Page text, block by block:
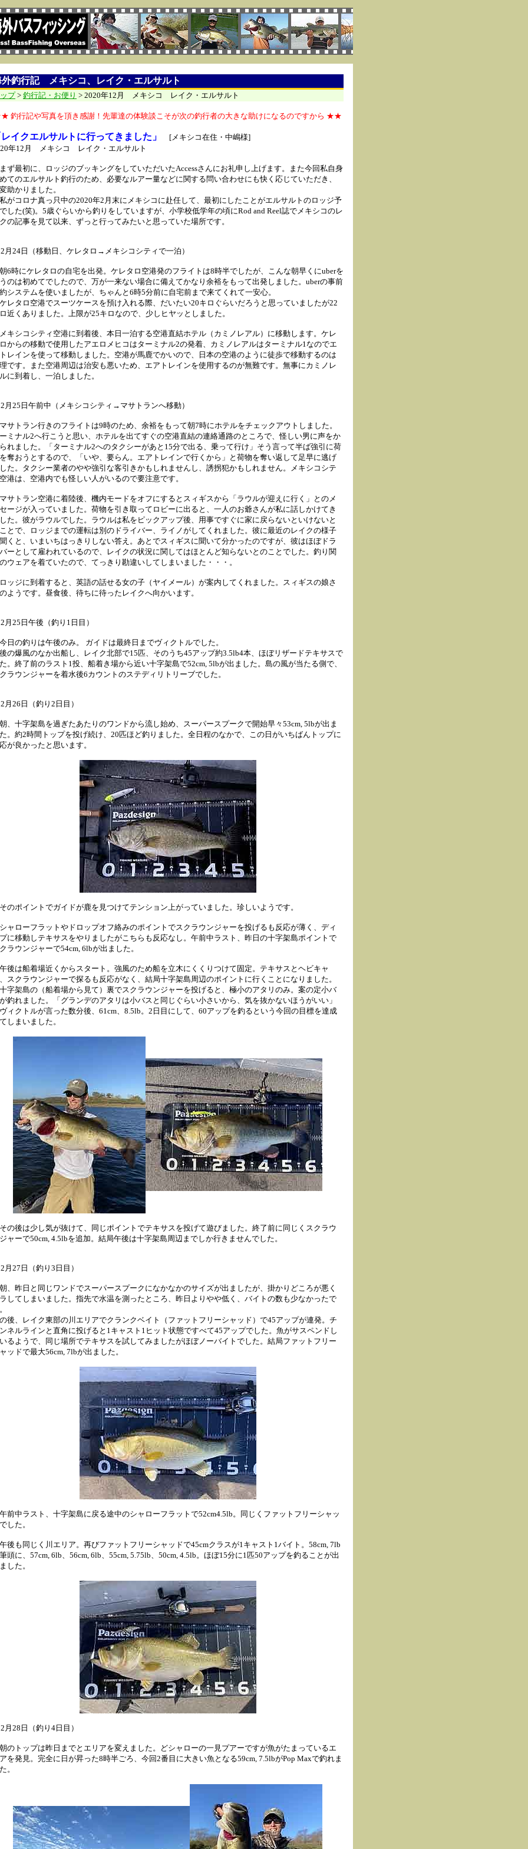
外釣行記 メキシコ、レイク・エルサルト
ップ> 釣行記・お便り > 2020年12月 メキシコ レイク・エルサルト
釣行記や写真を頂き感謝！先輩達の体験談こそが次の釣行者の大きな助けになるのですから ★★
レイクエルサルトに行ってきました」
[メキシコ在住・中嶋様]
年12月 メキシコ レイク・エルサルト
ず最初に、ロッジのブッキングをしていただいたAccessさんにお礼申し上げます。また今回私自身
てのエルサルト釣行のため、必要なルアー量などに関する問い合わせにも快く応じていただき、
助かりました。
がコロナ真っ只中の2020年2月末にメキシコに赴任して、最初にしたことがエルサルトのロッジ予
した(笑)。5歳ぐらいから釣りをしていますが、小学校低学年の頃にRod and Reel誌でメキシコのレ
の記事を見て以来、ずっと行ってみたいと思っていた場所です。
月24日（移動日、ケレタロ→メキシコシティで一泊）
6時にケレタロの自宅を出発。ケレタロ空港発のフライトは8時半でしたが、こんな朝早くにuberを
のは初めてでしたので、万が一来ない場合に備えてかなり余裕をもって出発しました。uberの事前
システムを使いましたが、ちゃんと6時5分前に自宅前まで来てくれて一安心。
レタロ空港でスーツケースを預け入れる際、だいたい20キロぐらいだろうと思っていましたが22
近くありました。上限が25キロなので、少しヒヤッとしました。
キシコシティ空港に到着後、本日一泊する空港直結ホテル（カミノレアル）に移動します。ケレ
からの移動で使用したアエロメヒコはターミナル2の発着、カミノレアルはターミナル1なのでエ
レインを使って移動しました。空港が馬鹿でかいので、日本の空港のように徒歩で移動するのは
です。また空港周辺は治安も悪いため、エアトレインを使用するのが無難です。無事にカミノレ
に到着し、一泊しました。
月25日午前中（メキシコシティ→マサトランへ移動）
サトラン行きのフライトは9時のため、余裕をもって朝7時にホテルをチェックアウトしました。
ミナル2へ行こうと思い、ホテルを出てすぐの空港直結の連絡通路のところで、怪しい男に声をか
れました。「ターミナル2へのタクシーがあと15分で出る、乗って行け」そう言って半ば強引に荷
奪おうとするので、「いや、要らん。エアトレインで行くから」と荷物を奪い返して足早に逃げ
た。タクシー業者のやや強引な客引きかもしれませんし、誘拐犯かもしれません。メキシコシテ
港は、空港内でも怪しい人がいるので要注意です。
サトラン空港に着陸後、機内モードをオフにするとスィギスから「ラウルが迎えに行く」とのメ
ージが入っていました。荷物を引き取ってロビーに出ると、一人のお爺さんが私に話しかけてき
た。彼がラウルでした。ラウルは私をピックアップ後、用事ですぐに家に戻らないといけないと
とで、ロッジまでの運転は別のドライバー、ライノがしてくれました。彼に最近のレイクの様子
くと、いまいちはっきりしない答え。あとでスィギスに聞いて分かったのですが、彼はほぼドラ
ーとして雇われているので、レイクの状況に関してはほとんど知らないとのことでした。釣り関
ウェアを着ていたので、てっきり勘違いしてしまいました・・・。
ッジに到着すると、英語の話せる女の子（ヤイメール）が案内してくれました。スィギスの娘さ
ようです。昼食後、待ちに待ったレイクへ向かいます。
月25日午後（釣り1日目）
日の釣りは午後のみ。 ガイドは最終日までヴィクトルでした。
の爆風のなか出船し、レイク北部で15匹、そのうち45アップ約3.5lb4本、ほぼリザードテキサスで
。終了前のラスト1投、船着き場から近い十字架島で52cm, 5lbが出ました。島の風が当たる側で、
ラウンジャーを着水後6カウントのステディリトリーブでした。
月26日（釣り2日目）
、十字架島を過ぎたあたりのワンドから流し始め、スーパースプークで開始早々53cm, 5lbが出ま
。約2時間トップを投げ続け、20匹ほど釣りました。全日程のなかで、この日がいちばんトップに
が良かったと思います。
のポイントでガイドが鹿を見つけてテンション上がっていました。珍しいようです。
ャローフラットやドロップオフ絡みのポイントでスクラウンジャーを投げるも反応が薄く、ディ
に移動しテキサスをやりましたがこちらも反応なし。午前中ラスト、昨日の十字架島ポイントで
ラウンジャーで54cm, 6lbが出ました。
後は船着場近くからスタート。強風のため船を立木にくくりつけて固定。テキサスとヘビキャ
スクラウンジャーで探るも反応がなく、結局十字架島周辺のポイントに行くことになりました。
字架島の（船着場から見て）裏でスクラウンジャーを投げると、極小のアタリのみ。案の定小バ
釣れました。「グランデのアタリは小バスと同じぐらい小さいから、気を抜かないほうがいい」
ィクトルが言った数分後、61cm、8.5lb。2日目にして、60アップを釣るという今回の目標を達成
しまいました。
の後は少し気が抜けて、同じポイントでテキサスを投げて遊びました。終了前に同じくスクラウ
ャーで50cm, 4.5lbを追加。結局午後は十字架島周辺までしか行きませんでした。
月27日（釣り3日目）
、昨日と同じワンドでスーパースプークになかなかのサイズが出ましたが、掛かりどころが悪く
してしまいました。指先で水温を測ったところ、昨日よりやや低く、バイトの数も少なかったで
後、レイク東部の川エリアでクランクベイト（ファットフリーシャッド）で45アップが連発。チ
ネルラインと直角に投げると1キャスト1ヒット状態ですべて45アップでした。魚がサスペンドし
るようで、同じ場所でテキサスを試してみましたがほぼノーバイトでした。結局ファットフリー
ッドで最大56cm, 7lbが出ました。
前中ラスト、十字架島に戻る途中のシャローフラットで52cm4.5lb。同じくファットフリーシャッ
した。
後も同じく川エリア。再びファットフリーシャッドで45cmクラスが1キャスト1バイト。58cm, 7lb
頭に、57cm, 6lb、56cm, 6lb、55cm, 5.75lb、50cm, 4.5lb。ほぼ15分に1匹50アップを釣ることが出
した。
月28日（釣り4日目）
のトップは昨日までとエリアを変えました。どシャローの一見プアーですが魚がたまっているエ
を発見。完全に日が昇った8時半ごろ、今回2番目に大きい魚となる59cm, 7.5lbがPop Maxで釣れま
。